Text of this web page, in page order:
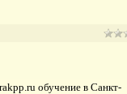
обучение в Санкт-